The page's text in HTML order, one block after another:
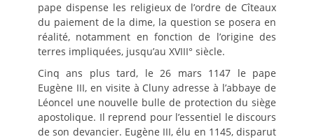
pape dispense les religieux de l’ordre de Cîteaux
du paiement de la dime, la question se posera en
réalité, notamment en fonction de l’origine des
terres impliquées, jusqu’au XVIII° siècle.
Cinq ans plus tard, le 26 mars 1147 le pape
Eugène III, en visite à Cluny adresse à l’abbaye de
Léoncel une nouvelle bulle de protection du siège
apostolique. Il reprend pour l’essentiel le discours
de son devancier. Eugène III, élu en 1145, disparut